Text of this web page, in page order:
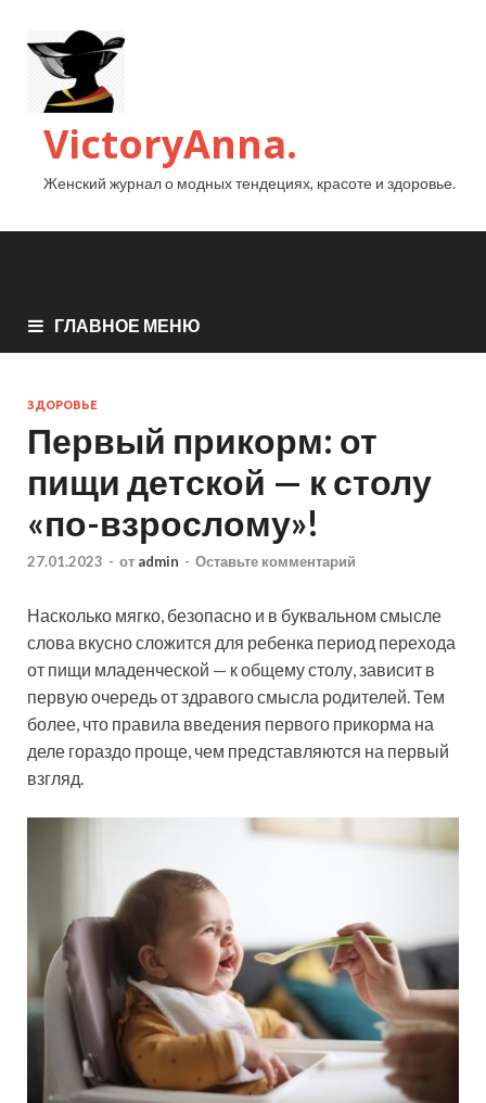
VictoryAnna.
Женский журнал о модных тендециях, красоте и здоровье.
ГЛАВНОЕ МЕНЮ
ЗДОРОВЬЕ
Первый прикорм: от
пищи детской — к столу
«по-взрослому»!
27.01.2023 - от admin - Оставьте комментарий
Насколько мягко, безопасно и в буквальном смысле
слова вкусно сложится для ребенка период перехода
от пищи младенческой — к общему столу, зависит в
первую очередь от здравого смысла родителей. Тем
более, что правила введения первого прикорма на
деле гораздо проще, чем представляются на первый
взгляд.